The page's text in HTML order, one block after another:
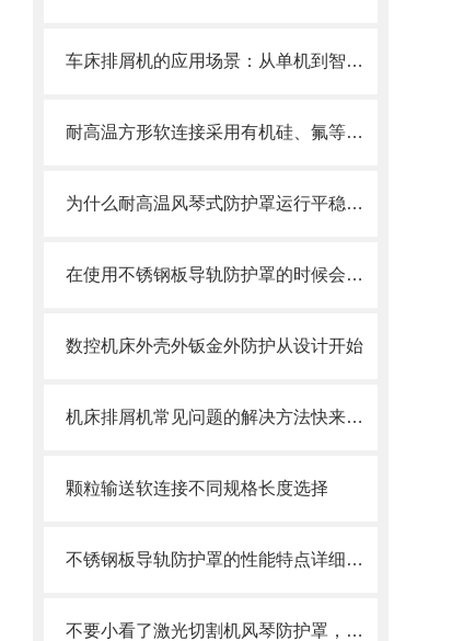
车床排屑机的应用场景：从单机到智能产线
耐高温方形软连接采用有机硅、氟等高分子材料涂覆处理
为什么耐高温风琴式防护罩运行平稳且无噪音？
在使用不锈钢板导轨防护罩的时候会有哪几种效果呢？
数控机床外壳外钣金外防护从设计开始
机床排屑机常见问题的解决方法快来看看吧！
颗粒输送软连接不同规格长度选择
不锈钢板导轨防护罩的性能特点详细分析
不要小看了激光切割机风琴防护罩，它可有不少优势呢